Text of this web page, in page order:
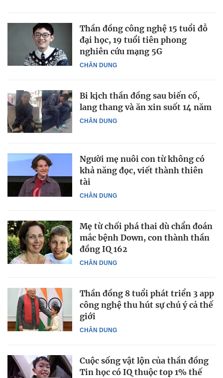
CHÂN DUNG
Thần đồng công nghệ 15 tuổi đỗ
đại học, 19 tuổi tiên phong
nghiên cứu mạng 5G
CHÂN DUNG
Bi kịch thần đồng sau biến cố,
lang thang và ăn xin suốt 14 năm
CHÂN DUNG
Người mẹ nuôi con từ không có
khả năng đọc, viết thành thiên
tài
CHÂN DUNG
Mẹ từ chối phá thai dù chẩn đoán
mắc bệnh Down, con thành thần
đồng IQ 162
CHÂN DUNG
Thần đồng 8 tuổi phát triển 3 app
công nghệ thu hút sự chú ý cả thế
giới
Cuộc sống vật lộn của thần đồng
Tin học có IQ thuộc top 1% thế